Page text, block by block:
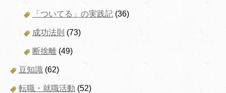
「ついてる」の実践記 (36)
成功法則 (73)
断捨離 (49)
豆知識 (62)
転職・就職活動 (52)